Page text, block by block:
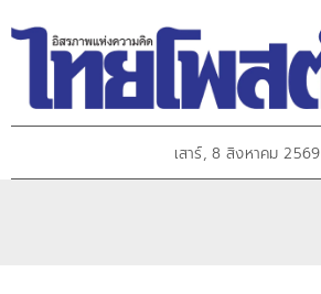
เสาร์, 8 สิงหาคม 2569